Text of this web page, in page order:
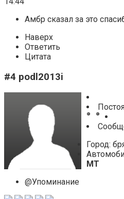
Амбр сказал за это
Наверх
Ответить
Цитата
#4 podl2013i
Город:
MT
@Упоминание